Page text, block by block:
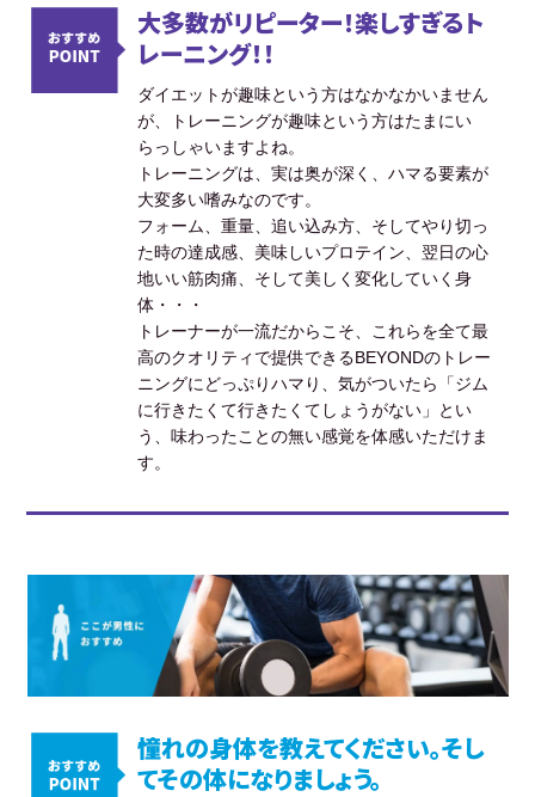
大多数がリピーター！楽しすぎるト
レーニング！！
ダイエットが趣味という方はなかなかいません
が、トレーニングが趣味という方はたまにい
らっしゃいますよね。
トレーニングは、実は奥が深く、ハマる要素が
大変多い嗜みなのです。
フォーム、重量、追い込み方、そしてやり切っ
た時の達成感、美味しいプロテイン、翌日の心
地いい筋肉痛、そして美しく変化していく身
体・・・
トレーナーが一流だからこそ、これらを全て最
高のクオリティで提供できるBEYONDのトレー
ニングにどっぷりハマり、気がついたら「ジム
に行きたくて行きたくてしょうがない」とい
う、味わったことの無い感覚を体感いただけま
す。
憧れの身体を教えてください。そし
てその体になりましょう。